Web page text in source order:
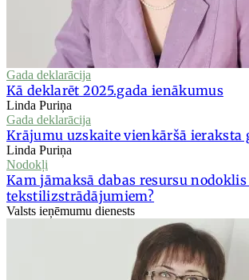
Gada deklarācija
Kā deklarēt 2025.gada ienākumus
Linda Puriņa
Gada deklarācija
Krājumu uzskaite vienkāršā ieraksta
Linda Puriņa
Nodokļi
Kam jāmaksā dabas resursu
tekstilizstrādājumiem?
Valsts ieņēmumu dienests